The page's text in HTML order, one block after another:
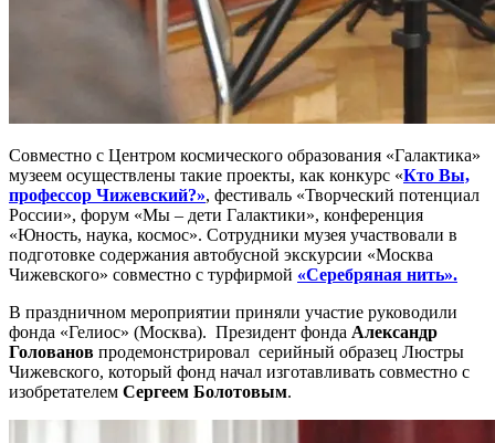
Совместно с Центром космического образования «Галактика»
музеем осуществлены такие проекты, как конкурс «Кто Вы,
профессор Чижевский?», фестиваль «Творческий потенциал
России», форум «Мы – дети Галактики», конференция
«Юность, наука, космос». Сотрудники музея участвовали в
подготовке содержания автобусной экскурсии «Москва
Чижевского» совместно с турфирмой «Серебряная нить».
В праздничном мероприятии приняли участие руководили
фонда «Гелиос» (Москва). Президент фонда Александр
Голованов продемонстрировал серийный образец Люстры
Чижевского, который фонд начал изготавливать совместно с
изобретателем Сергеем Болотовым.